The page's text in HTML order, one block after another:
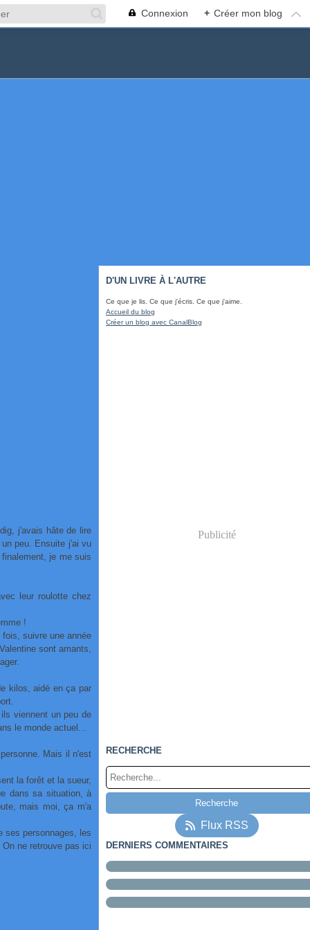
Connexion + Créer mon blog
j'avais hâte de lire
peu. Ensuite j'ai vu
je me suis
leur roulotte chez
!
suivre une année
sont amants,
kilos, aidé en ça par
viennent un peu de
le monde actuel...
Mais il n'est
la forêt et la sueur,
dans sa situation, à
mais moi, ça m'a
ses personnages, les
ne retrouve pas ici
D'UN LIVRE À L'AUTRE
Ce que je lis. Ce que j'écris. Ce que j'aime.
Accueil du blog
Créer un blog avec CanalBlog
Publicité
RECHERCHE
Flux RSS
DERNIERS COMMENTAIRES